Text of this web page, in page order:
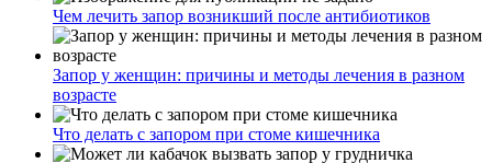
Чем лечить запор возникший после антибиотиков
Запор у женщин: причины и методы лечения в разном
возрасте
Что делать с запором при стоме кишечника